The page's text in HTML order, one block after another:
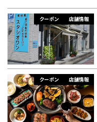
クーポン 店舗情報
クーポン 店舗情報